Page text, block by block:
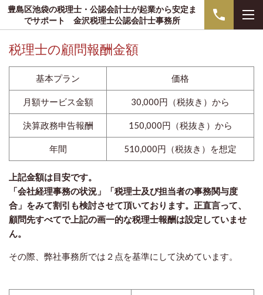
豊島区池袋の税理士・公認会計士が起業から安定ま
でサポート 金沢税理士公認会計士事務所
税理士の顧問報酬金額
基本プラン 価格
月額サービス金額 30,000円（税抜き）から
決算政務申告報酬 150,000円（税抜き）から
年間 510,000円（税抜き）を想定
上記金額は目安です。
「会社経理事務の状況」「税理士及び担当者の事務関与度
合」をみて割引も検討させて頂いております。正直言って、
顧問先すべてで上記の画一的な税理士報酬は設定していませ
ん。
その際、弊社事務所では２点を基準にして決めています。